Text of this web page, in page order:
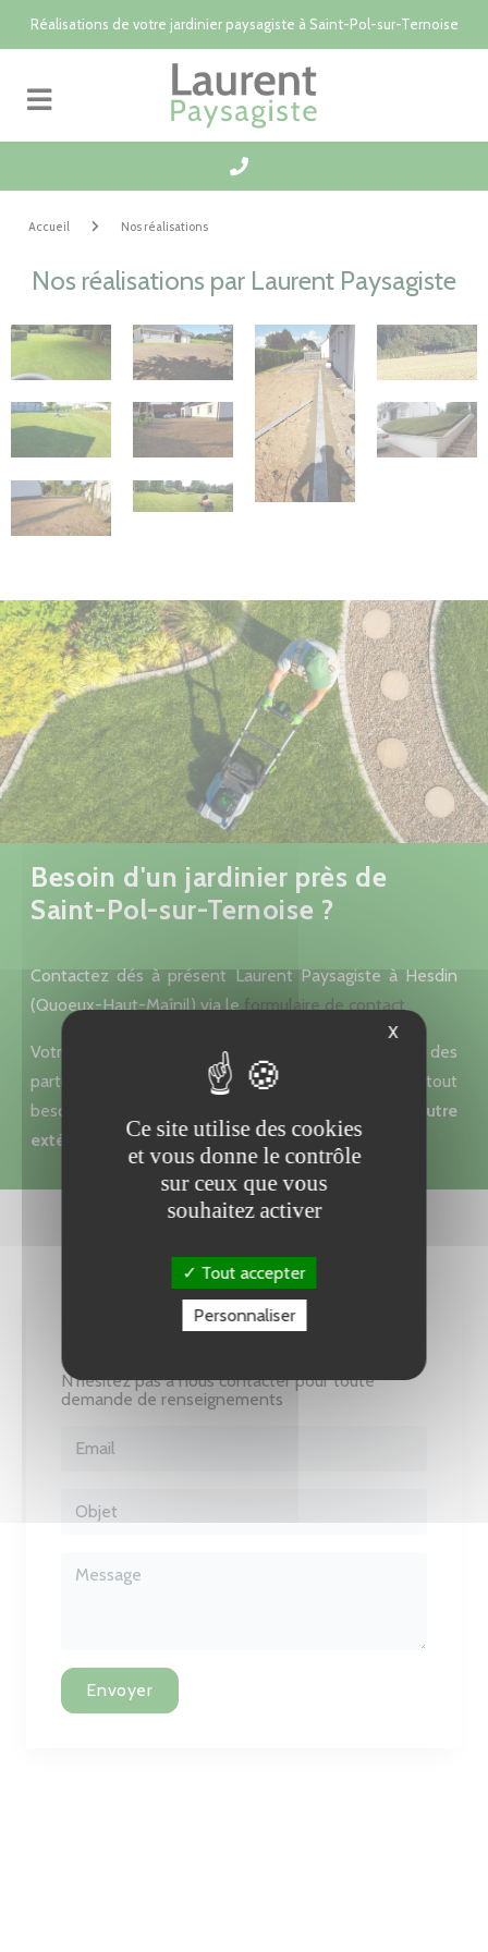
Réalisations de votre jardinier paysagiste à Saint-Pol-sur-Ternoise
Accueil Nos réalisations
Nos réalisations par Laurent Paysagiste
Besoin d'un jardinier près de
Saint-Pol-sur-Ternoise ?
Contactez dés à présent Laurent Paysagiste à Hesdin
(Quoeux-Haut-Maînil) via leformulaire de contact.
Votre spécialiste du jardinage intervient auprès des
particuliers, entreprises et administrations pour tout
besoin d'
entretien ou création de parc, cour et autre
extérieur
Nous contacter
N'hésitez pas à nous contacter pour toute
demande de renseignements
Envoyer
Panneau de gestion des cookies
X
Ce site utilise des cookies
et vous donne le contrôle
sur ceux que vous
souhaitez activer
Tout accepter
Personnaliser